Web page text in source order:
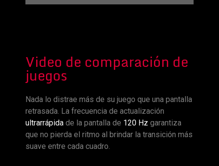
Video de comparación de
juegos
Nada lo distrae más de su juego que una pantalla
retrasada. La frecuencia de actualización
ultrarrápida de la pantalla de 120 Hz garantiza
que no pierda el ritmo al brindar la transición más
suave entre cada cuadro.